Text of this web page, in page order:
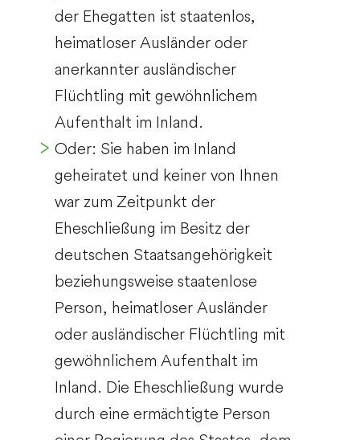
der Ehegatten ist staatenlos,
heimatloser Ausländer oder
anerkannter ausländischer
Flüchtling mit gewöhnlichem
Aufenthalt im Inland.
Oder: Sie haben im Inland
geheiratet und keiner von Ihnen
war zum Zeitpunkt der
Eheschließung im Besitz der
deutschen Staatsangehörigkeit
beziehungsweise staatenlose
Person, heimatloser Ausländer
oder ausländischer Flüchtling mit
gewöhnlichem Aufenthalt im
Inland. Die Eheschließung wurde
durch eine ermächtigte Person